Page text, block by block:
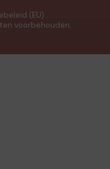
voorbehouden.
(EU)